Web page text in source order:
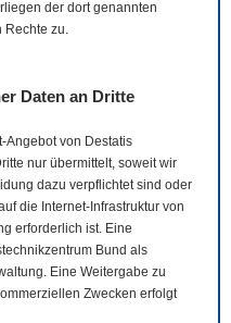
der dort genannten
Rechte zu.
Daten an Dritte
Angebot von Destatis
nur übermittelt, soweit wir
dazu verpflichtet sind oder
die Internet-Infrastruktur von
erforderlich ist. Eine
Bund als
Eine Weitergabe zu
Zwecken erfolgt